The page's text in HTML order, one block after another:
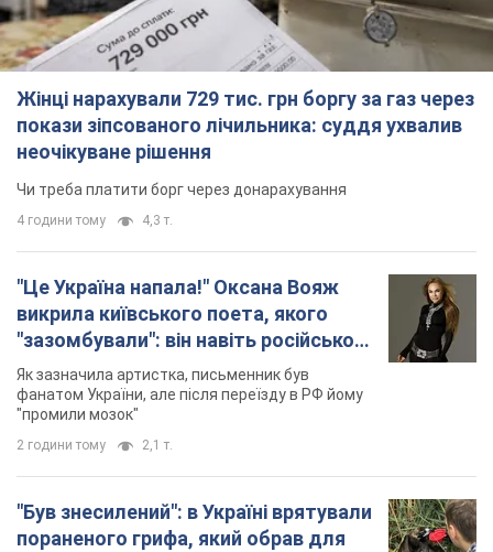
Жінці нарахували 729 тис. грн боргу за газ через
покази зіпсованого лічильника: суддя ухвалив
неочікуване рішення
Чи треба платити борг через донарахування
4 години тому 4,3 т.
"Це Україна напала!" Оксана Вояж
викрила київського поета, якого
"зазомбували": він навіть російської
не знав, а тепер хоче геноциду
українців
Як зазначила артистка, письменник був
фанатом України, але після переїзду в РФ йому
"промили мозок"
2 години тому 2,1 т.
"Був знесилений": в Україні врятували
пораненого грифа, який обрав для